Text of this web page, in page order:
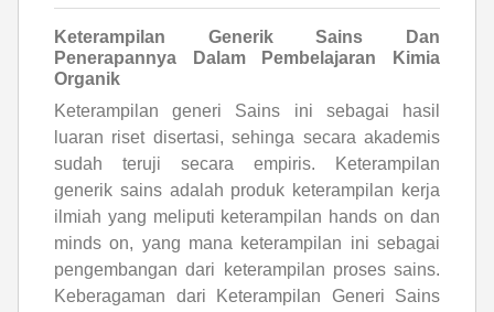
Keterampilan Generik Sains Dan
Penerapannya Dalam Pembelajaran Kimia
Organik
Keterampilan generi Sains ini sebagai hasil
luaran riset disertasi, sehinga secara akademis
sudah teruji secara empiris. Keterampilan
generik sains adalah produk keterampilan kerja
ilmiah yang meliputi keterampilan hands on dan
minds on, yang mana keterampilan ini sebagai
pengembangan dari keterampilan proses sains.
Keberagaman dari Keterampilan Generi Sains